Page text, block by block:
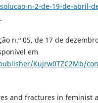
n-2-de-19-de-abril-
n.º 05, de 17 de
em
Kujrw0TZC2Mb/
and fractures in feminist